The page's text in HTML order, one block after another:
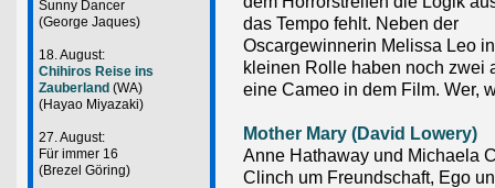
Sunny Dancer
(George Jaques)
18. August:
Chihiros Reise ins
Zauberland (WA)
(Hayao Miyazaki)
27. August:
Für immer 16
(Brezel Göring)
das Tempo fehlt. Neben der
Oscargewinnerin Melissa Leo
kleinen Rolle haben noch zwei
eine Cameo in dem Film. Wer,
Mother Mary (David Lowery)
Anne Hathaway und Michaela
Clinch um Freundschaft, Ego